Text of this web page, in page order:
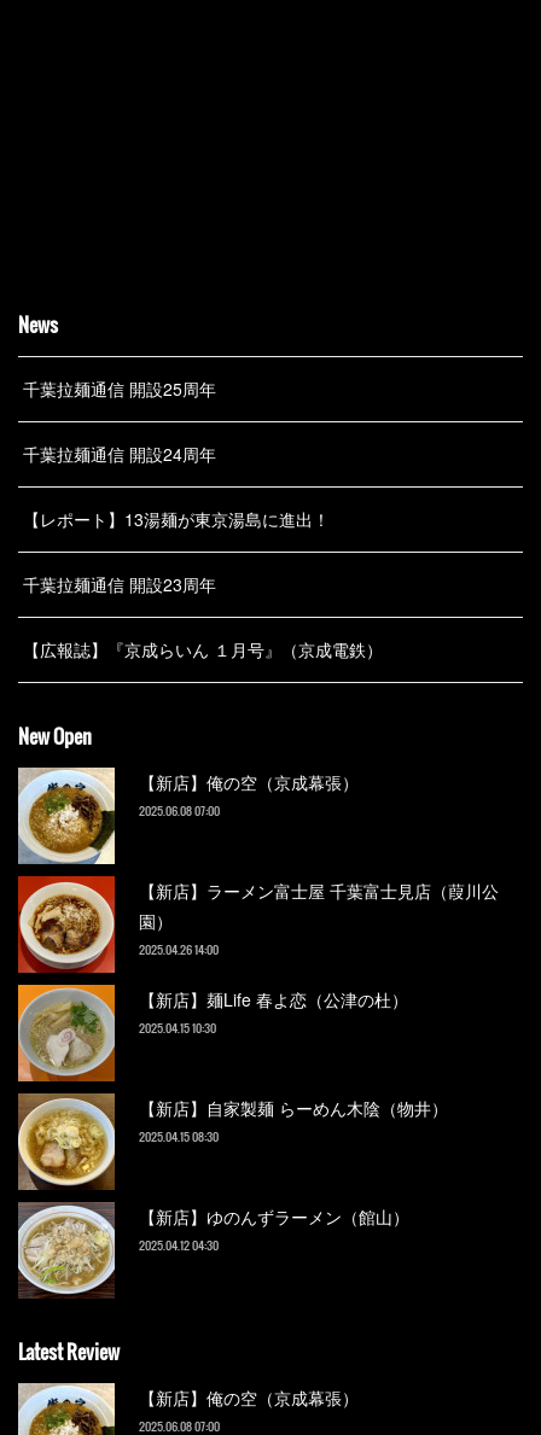
News
千葉拉麺通信 開設25周年
千葉拉麺通信 開設24周年
【レポート】13湯麺が東京湯島に進出！
千葉拉麺通信 開設23周年
【広報誌】『京成らいん １月号』（京成電鉄）
New Open
【新店】俺の空（京成幕張）
2025.06.08 07:00
【新店】ラーメン富士屋 千葉富士見店（葭川公
園）
2025.04.26 14:00
【新店】麺Life 春よ恋（公津の杜）
2025.04.15 10:30
【新店】自家製麺 らーめん木陰（物井）
2025.04.15 08:30
【新店】ゆのんずラーメン（館山）
2025.04.12 04:30
Latest Review
【新店】俺の空（京成幕張）
2025.06.08 07:00